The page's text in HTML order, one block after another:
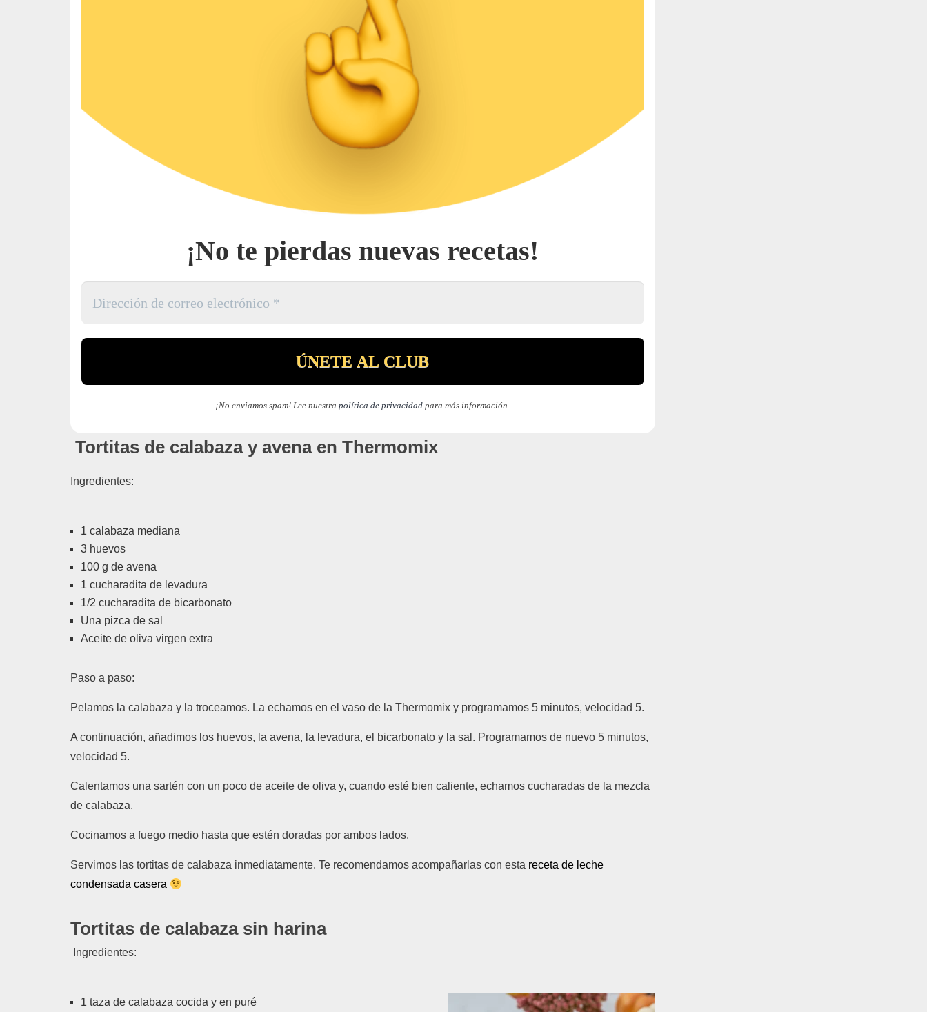
¡No te pierdas nuevas recetas!
¡No enviamos spam! Lee nuestrapolítica de privacidad para más información.
Tortitas de calabaza y avena en Thermomix
Ingredientes:
1 calabaza mediana
3 huevos
100 g de avena
1 cucharadita de levadura
1/2 cucharadita de bicarbonato
Una pizca de sal
Aceite de oliva virgen extra
Paso a paso:
Pelamos la calabaza y la troceamos. La echamos en el vaso de la Thermomix y programamos 5 minutos, velocidad 5.
A continuación, añadimos los huevos, la avena, la levadura, el bicarbonato y la sal. Programamos de nuevo 5 minutos,
velocidad 5.
Calentamos una sartén con un poco de aceite de oliva y, cuando esté bien caliente, echamos cucharadas de la mezcla
de calabaza.
Cocinamos a fuego medio hasta que estén doradas por ambos lados.
Servimos las tortitas de calabaza inmediatamente. Te recomendamos acompañarlas con esta receta de leche
condensada casera
Tortitas de calabaza sin harina
Ingredientes:
1 taza de calabaza cocida y en puré